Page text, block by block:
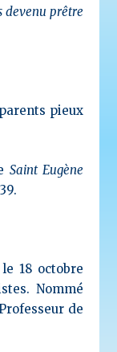
devenu prêtre
pieux
Saint Eugène
18 octobre
Nommé
de